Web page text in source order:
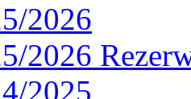
2026
2026
2025